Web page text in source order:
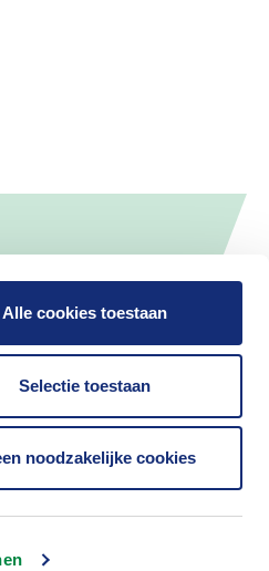
Alle cookies toestaan
Selectie toestaan
noodzakelijke cookies